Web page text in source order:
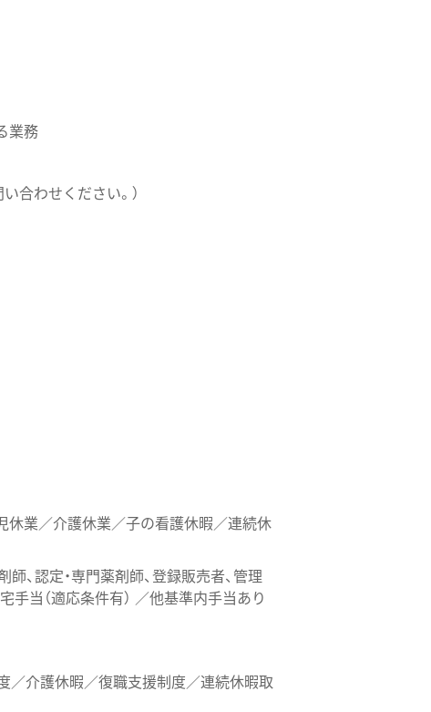
業務
合わせください。）
休業／介護休業／子の看護休暇／連続休
、認定・専門薬剤師、登録販売者、管理
当（適応条件有） ／他基準内手当あり
／介護休暇／復職支援制度／連続休暇取